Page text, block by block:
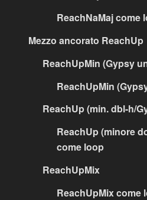
ReachNaMaj come
Mezzo ancorato ReachUp
ReachUpMin (Gypsy
ReachUpMin
ReachUp (min. dbl-h/
ReachUp (minore
come loop
ReachUpMix
ReachUpMix come